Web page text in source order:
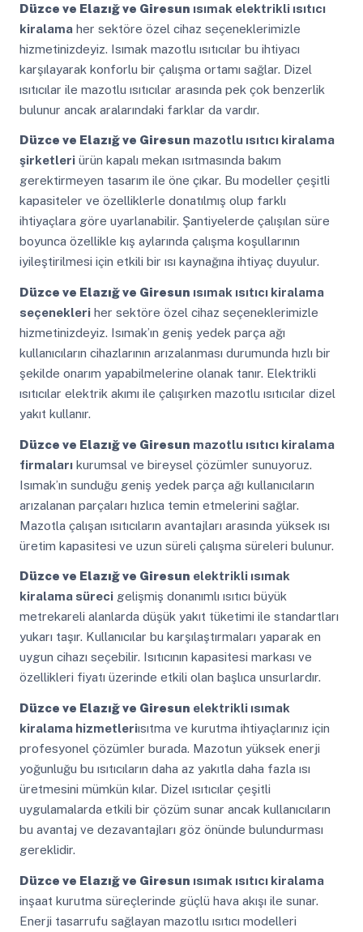
Düzce ve Elazığ ve Giresun ısımak elektrikli ısıtıcı
kiralamaher sektöre özel cihaz seçeneklerimizle
hizmetinizdeyiz. Isımak mazotlu ısıtıcılar bu ihtiyacı
karşılayarak konforlu bir çalışma ortamı sağlar. Dizel
ısıtıcılar ile mazotlu ısıtıcılar arasında pek çok benzerlik
bulunur ancak aralarındaki farklar da vardır.
Düzce ve Elazığ ve Giresun mazotlu ısıtıcı kiralama
şirketleriürün kapalı mekan ısıtmasında bakım
gerektirmeyen tasarım ile öne çıkar. Bu modeller çeşitli
kapasiteler ve özelliklerle donatılmış olup farklı
ihtiyaçlara göre uyarlanabilir. Şantiyelerde çalışılan süre
boyunca özellikle kış aylarında çalışma koşullarının
iyileştirilmesi için etkili bir ısı kaynağına ihtiyaç duyulur.
Düzce ve Elazığ ve Giresun ısımak ısıtıcı kiralama
seçenekleriher sektöre özel cihaz seçeneklerimizle
hizmetinizdeyiz. Isımak’ın geniş yedek parça ağı
kullanıcıların cihazlarının arızalanması durumunda hızlı bir
şekilde onarım yapabilmelerine olanak tanır. Elektrikli
ısıtıcılar elektrik akımı ile çalışırken mazotlu ısıtıcılar dizel
yakıt kullanır.
Düzce ve Elazığ ve Giresun mazotlu ısıtıcı kiralama
firmalarıkurumsal ve bireysel çözümler sunuyoruz.
Isımak’ın sunduğu geniş yedek parça ağı kullanıcıların
arızalanan parçaları hızlıca temin etmelerini sağlar.
Mazotla çalışan ısıtıcıların avantajları arasında yüksek ısı
üretim kapasitesi ve uzun süreli çalışma süreleri bulunur.
Düzce ve Elazığ ve Giresun elektrikli ısımak
kiralama sürecigelişmiş donanımlı ısıtıcı büyük
metrekareli alanlarda düşük yakıt tüketimi ile standartları
yukarı taşır. Kullanıcılar bu karşılaştırmaları yaparak en
uygun cihazı seçebilir. Isıtıcının kapasitesi markası ve
özellikleri fiyatı üzerinde etkili olan başlıca unsurlardır.
Düzce ve Elazığ ve Giresun elektrikli ısımak
kiralama hizmetleriısıtma ve kurutma ihtiyaçlarınız için
profesyonel çözümler burada. Mazotun yüksek enerji
yoğunluğu bu ısıtıcıların daha az yakıtla daha fazla ısı
üretmesini mümkün kılar. Dizel ısıtıcılar çeşitli
uygulamalarda etkili bir çözüm sunar ancak kullanıcıların
bu avantaj ve dezavantajları göz önünde bulundurması
gereklidir.
Düzce ve Elazığ ve Giresun ısımak ısıtıcı kiralama
inşaat kurutma süreçlerinde güçlü hava akışı ile sunar.
Enerji tasarrufu sağlayan mazotlu ısıtıcı modelleri